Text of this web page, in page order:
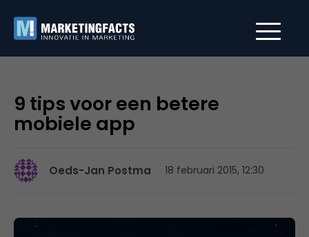
9 tips voor een betere
mobiele app
Oeds-Jan Postma 18 februari 2015, 12:30